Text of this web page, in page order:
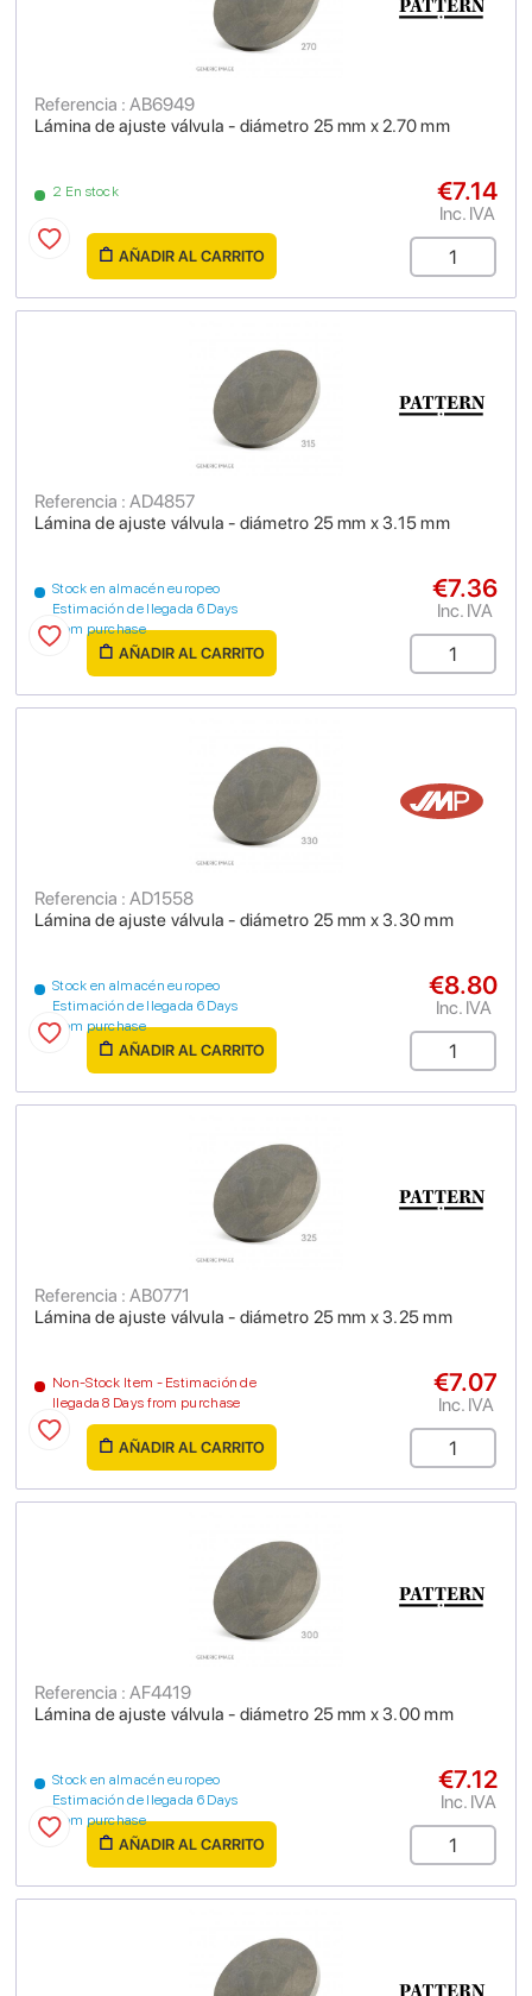
Lámina de ajuste válvula - diámetro 25 mm x 2.70 mm
Referencia : AB6949
2 En stock €7.14
Inc. IVA
AÑADIR AL CARRITO
Lámina de ajuste válvula - diámetro 25 mm x 3.15 mm
Referencia : AD4857
Stock en almacén europeo
Estimación de llegada 6 Days
from purchase
€7.36
Inc. IVA
AÑADIR AL CARRITO
Lámina de ajuste válvula - diámetro 25 mm x 3.30 mm
Referencia : AD1558
Stock en almacén europeo
Estimación de llegada 6 Days
from purchase
€8.80
Inc. IVA
AÑADIR AL CARRITO
Lámina de ajuste válvula - diámetro 25 mm x 3.25 mm
Referencia : AB0771
Non-Stock Item - Estimación de
llegada 8 Days from purchase
€7.07
Inc. IVA
AÑADIR AL CARRITO
Lámina de ajuste válvula - diámetro 25 mm x 3.00 mm
Referencia : AF4419
Stock en almacén europeo
Estimación de llegada 6 Days
from purchase
€7.12
Inc. IVA
AÑADIR AL CARRITO